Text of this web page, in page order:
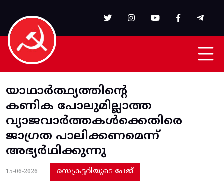
യാഥാര്‍ത്ഥ്യത്തിന്റെ
കണിക പോലുമില്ലാത്ത
വ്യാജവാര്‍ത്തകള്‍ക്കെതിരെ
ജാഗ്രത പാലിക്കണമെന്ന്‌
അഭ്യര്‍ഥിക്കുന്നു
15-06-2026 സെക്രട്ടറിയുടെ പേജ്